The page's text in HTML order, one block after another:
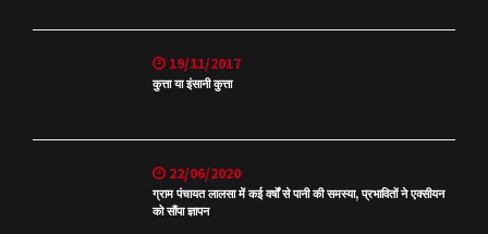
19/11/2017
कुत्ता या इंसानी कुत्ता
22/06/2020
ग्राम पंचायत लालसा में कई वर्षों से पानी की समस्या, प्रभावितों ने एक्सीयन
को सौंपा ज्ञापन